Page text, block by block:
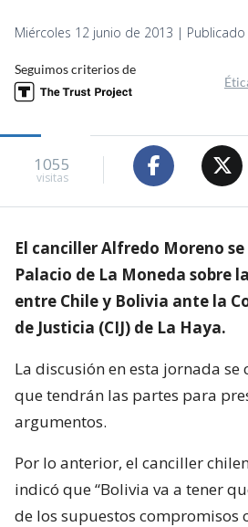
Miércoles 12 junio de 2013 | Publicado
Seguimos criterios de
1055
visitas
El canciller Alfredo Moreno
Palacio de La Moneda sobre
entre Chile y Bolivia ante la
de Justicia (CIJ) de La Haya.
La discusión en esta jornada se
que tendrán las partes para
argumentos.
Por lo anterior, el canciller
indicó que “Bolivia va a tener
de los supuestos compromisos